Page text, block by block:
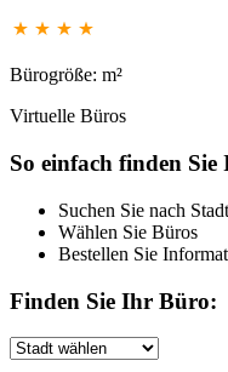
Bürogröße: m²
Virtuelle Büros
So einfach finden
Suchen Sie nach
Wählen Sie Büros
Bestellen Sie
Finden Sie Ihr Büro: